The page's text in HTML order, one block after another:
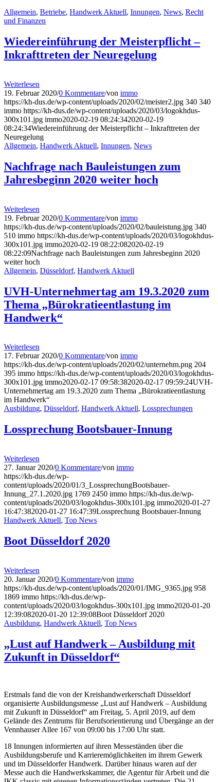
Allgemein, Betriebe, Handwerk Aktuell, Innungen, News, Recht
und Finanzen
Wiedereinführung der Meisterpflicht –
Inkrafttreten der Neuregelung
Weiterlesen
19. Februar 2020/0 Kommentare/von immo
https://kh-dus.de/wp-content/uploads/2020/02/meister2.jpg 340 340
immo https://kh-dus.de/wp-content/uploads/2020/03/logokhdus-
300x101.jpg immo2020-02-19 08:24:342020-02-19
08:24:34Wiedereinführung der Meisterpflicht – Inkrafttreten der
Neuregelung
Allgemein, Handwerk Aktuell, Innungen, News
Nachfrage nach Bauleistungen zum
Jahresbeginn 2020 weiter hoch
Weiterlesen
19. Februar 2020/0 Kommentare/von immo
https://kh-dus.de/wp-content/uploads/2020/02/bauleistung.jpg 340
510 immo https://kh-dus.de/wp-content/uploads/2020/03/logokhdus-
300x101.jpg immo2020-02-19 08:22:082020-02-19
08:22:09Nachfrage nach Bauleistungen zum Jahresbeginn 2020
weiter hoch
Allgemein, Düsseldorf, Handwerk Aktuell
UVH-Unternehmertag am 19.3.2020 zum
Thema „Bürokratieentlastung im
Handwerk“
Weiterlesen
17. Februar 2020/0 Kommentare/von immo
https://kh-dus.de/wp-content/uploads/2020/02/unternehm.png 204
395 immo https://kh-dus.de/wp-content/uploads/2020/03/logokhdus-
300x101.jpg immo2020-02-17 09:58:382020-02-17 09:59:24UVH-
Unternehmertag am 19.3.2020 zum Thema „Bürokratieentlastung
im Handwerk“
Ausbildung, Düsseldorf, Handwerk Aktuell, Lossprechungen
Lossprechung Bootsbauer-Innung
Weiterlesen
27. Januar 2020/0 Kommentare/von immo
https://kh-dus.de/wp-
content/uploads/2020/01/3_LossprechungBootsbauer-
Innung_27.1.2020.jpg 1769 2450 immo https://kh-dus.de/wp-
content/uploads/2020/03/logokhdus-300x101.jpg immo2020-01-27
16:47:382020-01-27 16:47:39Lossprechung Bootsbauer-Innung
Handwerk Aktuell, Top News
Boot Düsseldorf 2020
Weiterlesen
20. Januar 2020/0 Kommentare/von immo
https://kh-dus.de/wp-content/uploads/2020/01/IMG_9365.jpg 958
1869 immo https://kh-dus.de/wp-
content/uploads/2020/03/logokhdus-300x101.jpg immo2020-01-20
12:39:082020-01-20 12:39:08Boot Düsseldorf 2020
Ausbildung, Handwerk Aktuell, Top News
„Lust auf Handwerk – Ausbildung mit
Zukunft in Düsseldorf“
Erstmals fand die von der Kreishandwerkerschaft Düsseldorf
organisierte Ausbildungsmesse „Lust auf Handwerk – Ausbildung
mit Zukunft in Düsseldorf“ am Freitag, 5. April 2019, auf dem
Gelände des Zentrums für Berufsorientierung und Übergänge an der
Vennhauser Allee 167 von 09:00 bis 17:00 Uhr statt.
18 Innungen informierten auf ihren Messeständen über die
Ausbildungsberufe und Karrieremöglichkeiten im ihrem Gewerk
und im Düsseldorfer Handwerk. Darüber hinaus waren auf der
Messe auch die Handwerkskammer, die Agentur für Arbeit und die